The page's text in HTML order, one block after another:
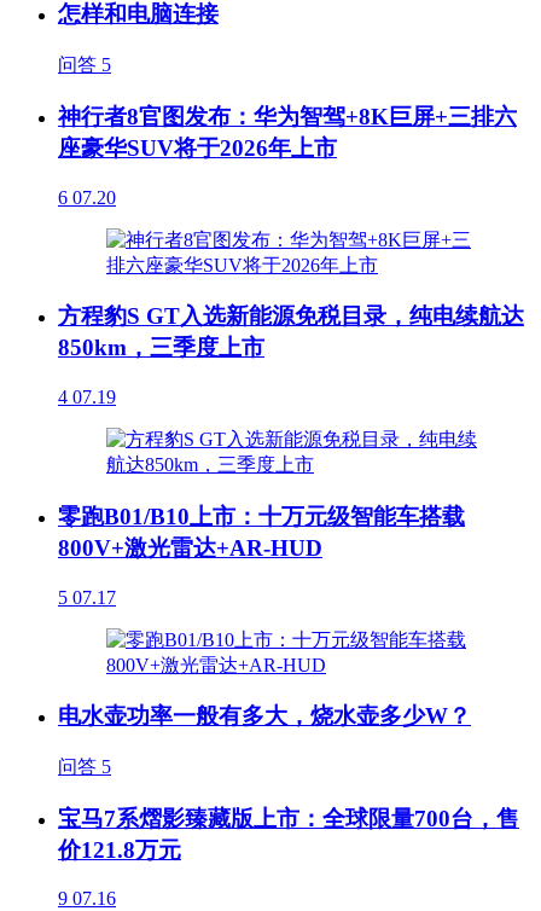
怎样和电脑连接
问答 5
神行者8官图发布：华为智驾+8K巨屏+三排六
座豪华SUV将于2026年上市
6 07.20
方程豹S GT入选新能源免税目录，纯电续航达
850km，三季度上市
4 07.19
零跑B01/B10上市：十万元级智能车搭载
800V+激光雷达+AR-HUD
5 07.17
电水壶功率一般有多大，烧水壶多少W？
问答 5
宝马7系熠影臻藏版上市：全球限量700台，售
价121.8万元
9 07.16